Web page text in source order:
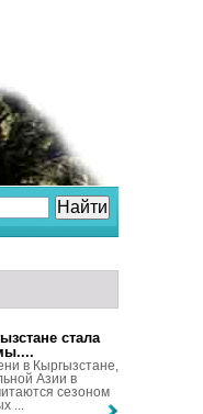
стала
.
в Кыргызстане,
Азии в
сезоном
...